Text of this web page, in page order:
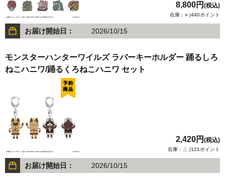
8,800円 (税込)
在庫：○ |440ポイント
お届け開始日： 2026/10/15
モンスターハンターワイルズ ラバーキーホルダー 踊るしろ
ねこハニワ/踊るくろねこハニワ セット
2,420円 (税込)
在庫：△ |121ポイント
お届け開始日： 2026/10/15